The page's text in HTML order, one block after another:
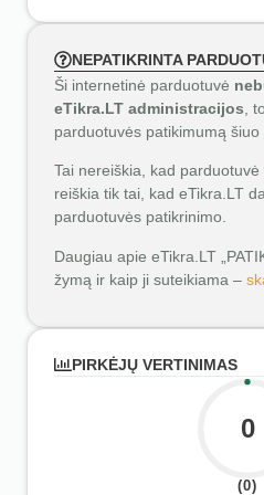
NEPATIKRINTA
Ši internetinė parduotuvė
eTikra.LT administracijos ,
parduotuvės patikimumą šiuo
Tai nereiškia, kad
reiškia tik tai, kad eTikra.LT
parduotuvės patikrinimo.
Daugiau apie eTikra.LT
žymą ir kaip ji suteikiama –
PIRKĖJŲ VERTINIMAS
0
(0)